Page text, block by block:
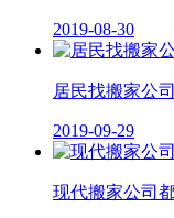
2019-08-30
居民找搬家公
2019-09-29
现代搬家公司